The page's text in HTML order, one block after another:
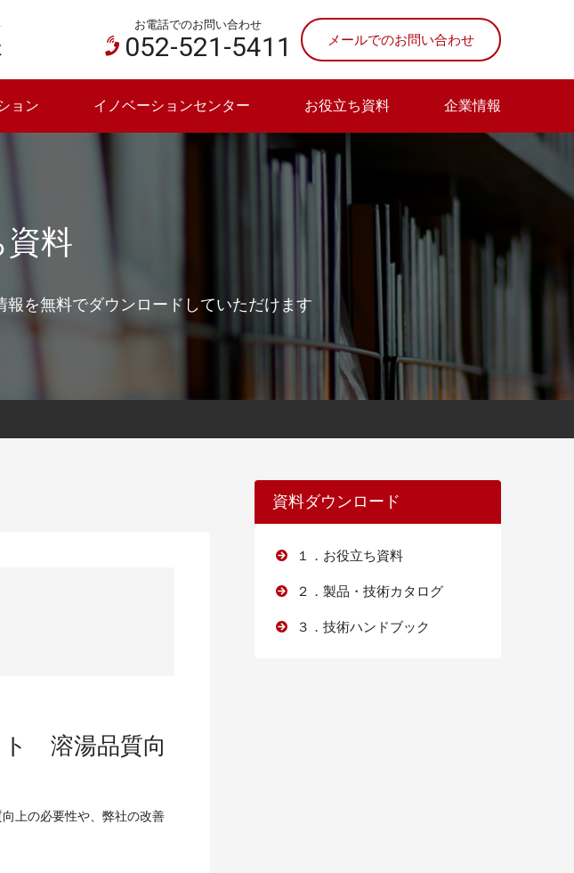
お電話でのお問い合わせ
052-521-5411 メールでのお問い合わせ
ョン イノベーションセンター お役立ち資料 企業情報
資料
を無料でダウンロードしていただけます
ト 溶湯品質向
上の必要性や、弊社の改善
資料ダウンロード
１．お役立ち資料
２．製品・技術カタログ
３．技術ハンドブック